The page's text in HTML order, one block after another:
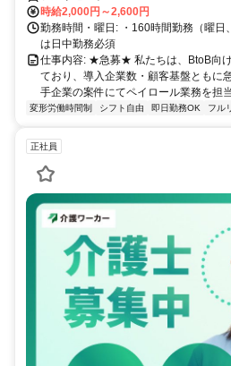
時給2,000円～2,600円
勤務時間・曜日: ・160時間勤務（曜
は日中勤務必須
仕事内容: ★急募★ 私たちは、BtoB向
ており、導入企業数・顧客基盤ともに
手企業の案件にてペイロール業務を担
変形労働時間制 シフト自由 即日勤務OK フル
正社員